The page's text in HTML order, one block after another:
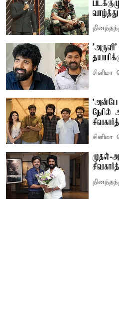
சினிமா
‘அன்பே
நேரில்
சினிமா
முதல்-